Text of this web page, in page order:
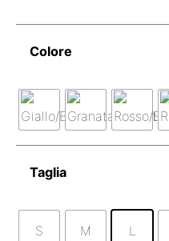
Colore
Taglia
S M L